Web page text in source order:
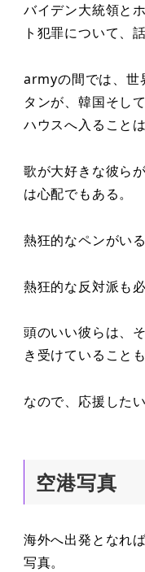
バイデン大統領と
ト犯罪について、
armyの間では、世
タンが、韓国そし
ハウスへ入ること
歌が大好きな彼ら
は心配でもある。
熱狂的なペンがい
熱狂的な反対派も
頭のいい彼らは、
き受けていること
なので、応援したい
空港写真
海外へ出発となれ
写真。